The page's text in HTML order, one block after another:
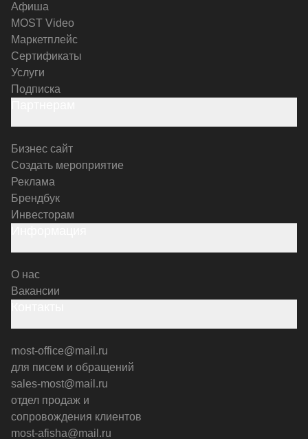
Афиша
MOST Video
Маркетплейс
Сертификаты
Услуги
Подписка
Бизнес сайт
Создать мероприятие
Реклама
Брендбук
Инвесторам
О нас
Вакансии
most-office@mail.ru
для писем и обращений
sales-most@mail.ru
отдел продаж и
сопровождения клиентов
most-afisha@mail.ru